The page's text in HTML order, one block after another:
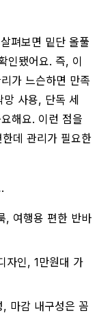
펴보면 밑단 올풀
인됐어요. 즉, 이
가 느슨하면 만족
망 사용, 단독 세
해요. 이런 점을
한데 관리가 필요한
, 여행용 편한 반바
자인, 1만원대 가
마감 내구성은 꼼